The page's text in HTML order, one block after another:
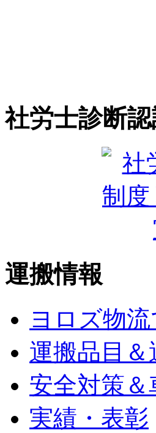
社労士診断
運搬情報
ヨロズ物流
運搬品目
安全対策＆
実績・表彰